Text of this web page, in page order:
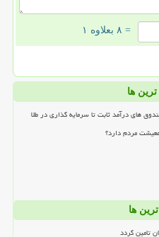
= ۸ بعلاوه ۱
ترین ها
های درآمد ثابت تا سرمایه گذاری در طلا
ها
تامین گردد